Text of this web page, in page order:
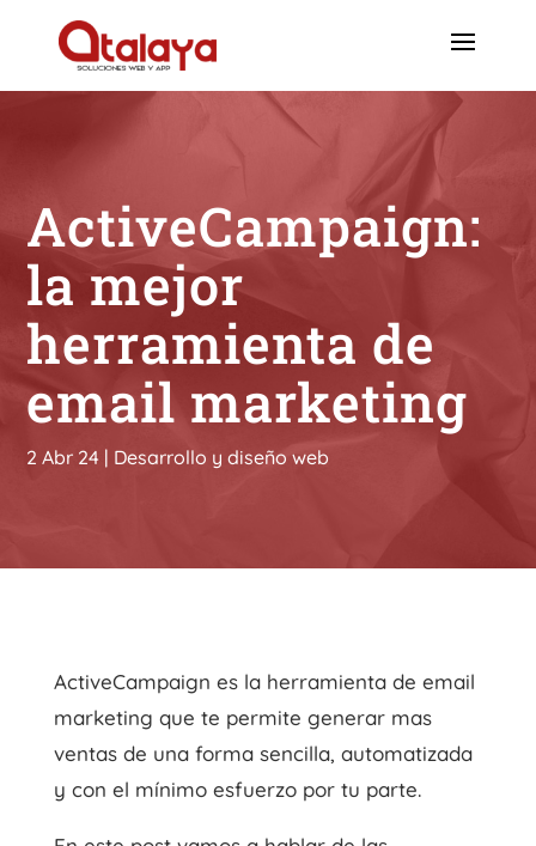
ActiveCampaign:
la mejor
herramienta de
email marketing
2 Abr 24 | Desarrollo y diseño web
ActiveCampaign es la herramienta de email
marketing que te permite generar mas
ventas de una forma sencilla, automatizada
y con el mínimo esfuerzo por tu parte.